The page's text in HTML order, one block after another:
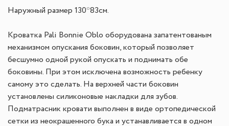
Наружный размер 130*83см.
Кроватка Pali Bonnie Oblo оборудована запатентованым
механизмом опускания боковин, который позволяет
бесшумно одной рукой опускать и поднимать обе
боковины. При этом исключена возможность ребенку
самому это сделать. На верхней части боковин
установлены силиконовые накладки для зубов.
Подматрасник кровати выполнен в виде ортопедической
сетки из неокрашенного бука и устанавливается в одном